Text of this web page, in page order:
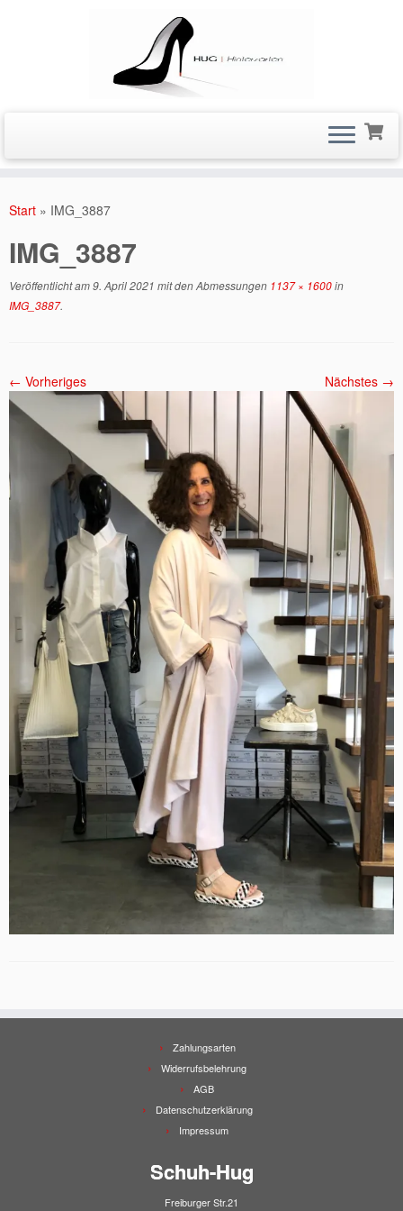
Inhalt
Start » IMG_3887
IMG_3887
Veröffentlicht am9. April 2021 mit den Abmessungen 1137 × 1600in
IMG_3887.
← Vorheriges Nächstes →
Zahlungsarten
Widerrufsbelehrung
AGB
Datenschutzerklärung
Impressum
Schuh-Hug
Freiburger Str.21